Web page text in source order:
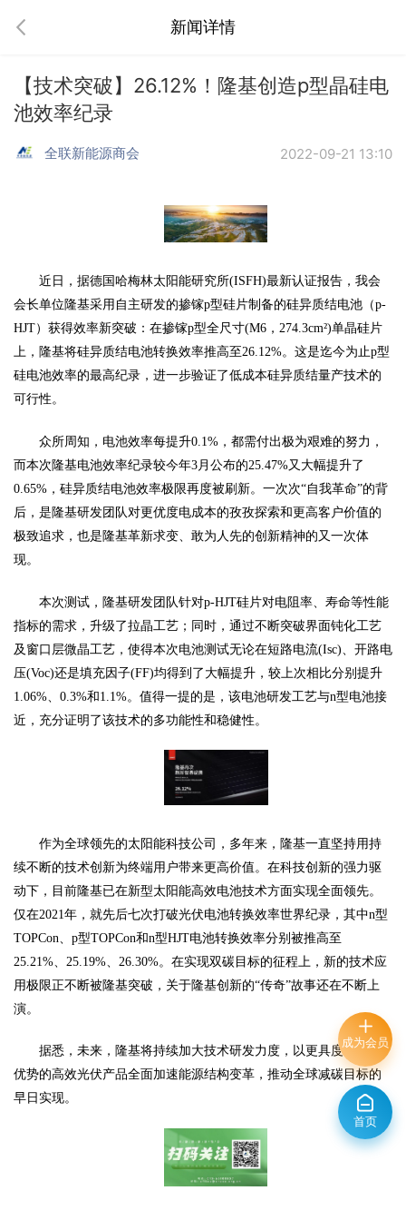
新闻详情
【技术突破】26.12%！隆基创造p型晶硅电
池效率纪录
全联新能源商会 2022-09-21 13:10
近日，据德国哈梅林太阳能研究所(ISFH)最新认证报告，我会
会长单位隆基采用自主研发的掺镓p型硅片制备的硅异质结电池（p-
HJT）获得效率新突破：在掺镓p型全尺寸(M6，274.3cm²)单晶硅片
上，隆基将硅异质结电池转换效率推高至26.12%。这是迄今为止p型
硅电池效率的最高纪录，进一步验证了低成本硅异质结量产技术的
可行性。
众所周知，电池效率每提升0.1%，都需付出极为艰难的努力，
而本次隆基电池效率纪录较今年3月公布的25.47%又大幅提升了
0.65%，硅异质结电池效率极限再度被刷新。一次次“自我革命”的背
后，是隆基研发团队对更优度电成本的孜孜探索和更高客户价值的
极致追求，也是隆基革新求变、敢为人先的创新精神的又一次体
现。
本次测试，隆基研发团队针对p-HJT硅片对电阻率、寿命等性能
指标的需求，升级了拉晶工艺；同时，通过不断突破界面钝化工艺
及窗口层微晶工艺，使得本次电池测试无论在短路电流(Isc)、开路电
压(Voc)还是填充因子(FF)均得到了大幅提升，较上次相比分别提升
1.06%、0.3%和1.1%。值得一提的是，该电池研发工艺与n型电池接
近，充分证明了该技术的多功能性和稳健性。
作为全球领先的太阳能科技公司，多年来，隆基一直坚持用持
续不断的技术创新为终端用户带来更高价值。在科技创新的强力驱
动下，目前隆基已在新型太阳能高效电池技术方面实现全面领先。
仅在2021年，就先后七次打破光伏电池转换效率世界纪录，其中n型
TOPCon、p型TOPCon和n型HJT电池转换效率分别被推高至
25.21%、25.19%、26.30%。在实现双碳目标的征程上，新的技术应
用极限正不断被隆基突破，关于隆基创新的“传奇”故事还在不断上
演。
据悉，未来，隆基将持续加大技术研发力度，以更具度电成本
优势的高效光伏产品全面加速能源结构变革，推动全球减碳目标的
早日实现。
成为会员
首页